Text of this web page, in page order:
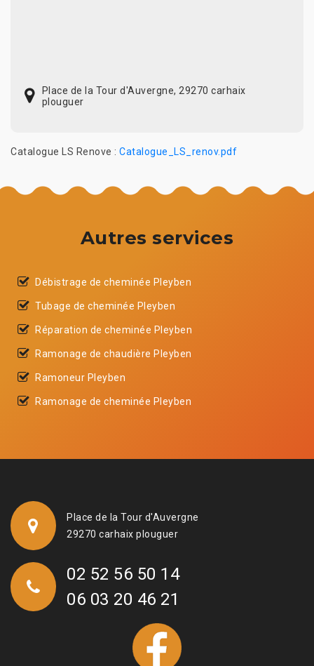
Place de la Tour d'Auvergne, 29270 carhaix
plouguer
Catalogue LS Renove : Catalogue_LS_renov.pdf
Autres services
Débistrage de cheminée Pleyben
Tubage de cheminée Pleyben
Réparation de cheminée Pleyben
Ramonage de chaudière Pleyben
Ramoneur Pleyben
Ramonage de cheminée Pleyben
Place de la Tour d'Auvergne
29270 carhaix plouguer
02 52 56 50 14
06 03 20 46 21